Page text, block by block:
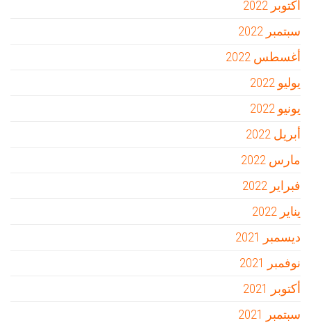
أكتوبر 2022
سبتمبر 2022
أغسطس 2022
يوليو 2022
يونيو 2022
أبريل 2022
مارس 2022
فبراير 2022
يناير 2022
ديسمبر 2021
نوفمبر 2021
أكتوبر 2021
سبتمبر 2021